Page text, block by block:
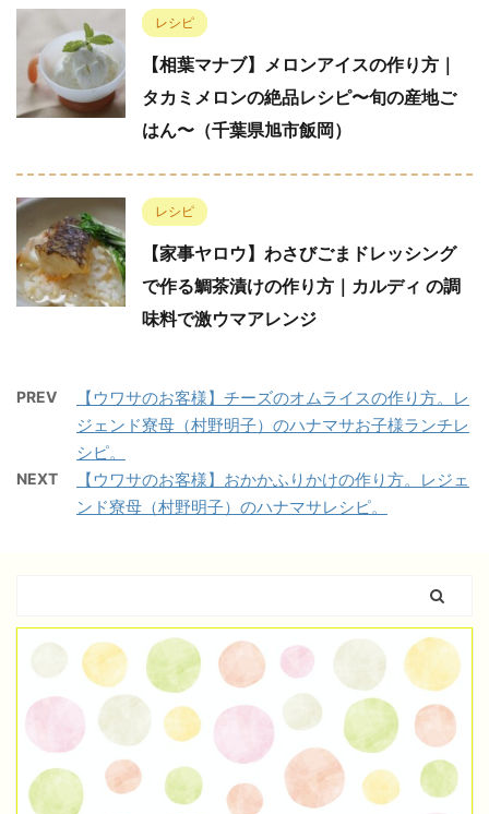
レシピ
【相葉マナブ】メロンアイスの作り方｜
タカミメロンの絶品レシピ〜旬の産地ご
はん〜（千葉県旭市飯岡）
レシピ
【家事ヤロウ】わさびごまドレッシング
で作る鯛茶漬けの作り方｜カルディ の調
味料で激ウマアレンジ
PREV
【ウワサのお客様】チーズのオムライスの作り方。レ
ジェンド寮母（村野明子）のハナマサお子様ランチレ
シピ。
NEXT
【ウワサのお客様】おかかふりかけの作り方。レジェ
ンド寮母（村野明子）のハナマサレシピ。